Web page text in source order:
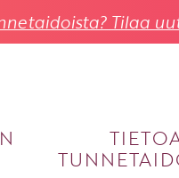
Tilaa